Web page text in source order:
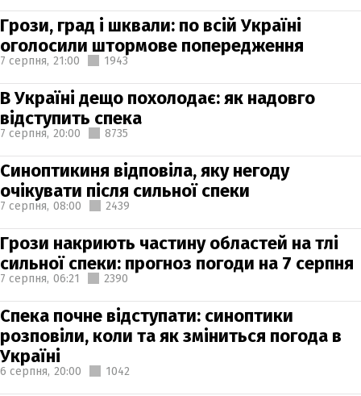
Грози, град і шквали: по всій Україні
оголосили штормове попередження
7 серпня, 21:00 1943
В Україні дещо похолодає: як надовго
відступить спека
7 серпня, 20:00 8735
Синоптикиня відповіла, яку негоду
очікувати після сильної спеки
7 серпня, 08:00 2439
Грози накриють частину областей на тлі
сильної спеки: прогноз погоди на 7 серпня
7 серпня, 06:21 2390
Спека почне відступати: синоптики
розповіли, коли та як зміниться погода в
Україні
6 серпня, 20:00 1042